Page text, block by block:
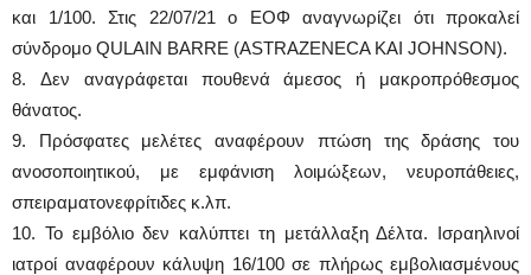
και 1/100. Στις 22/07/21 ο ΕΟΦ αναγνωρίζει ότι προκαλεί
σύνδρομο QULAIN BARRE (ASTRAZENΕCA KAI JOHNSON).
8. Δεν αναγράφεται πουθενά άμεσος ή μακροπρόθεσμος
θάνατος.
9. Πρόσφατες μελέτες αναφέρουν πτώση της δράσης του
ανοσοποιητικού, με εμφάνιση λοιμώξεων, νευροπάθειες,
σπειραματονεφρίτιδες κ.λπ.
10. Το εμβόλιο δεν καλύπτει τη μετάλλαξη Δέλτα. Ισραηλινοί
ιατροί αναφέρουν κάλυψη 16/100 σε πλήρως εμβολιασμένους